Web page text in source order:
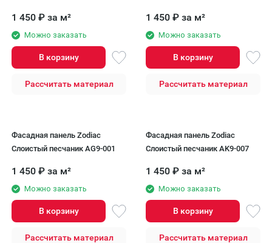
1 450 ₽ за м²
Можно заказать
В корзину
Рассчитать материал
1 450 ₽ за м²
Можно заказать
В корзину
Рассчитать материал
Фасадная панель Zodiac
Слоистый песчаник AG9-001
1 450 ₽ за м²
Можно заказать
В корзину
Рассчитать материал
Фасадная панель Zodiac
Слоистый песчаник AK9-007
1 450 ₽ за м²
Можно заказать
В корзину
Рассчитать материал